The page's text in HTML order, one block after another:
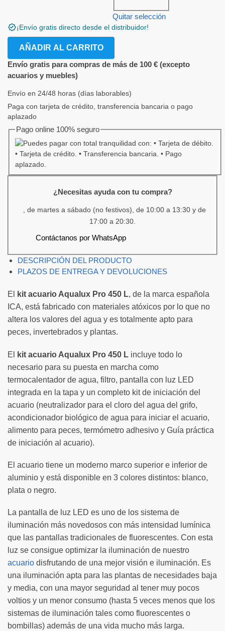
Quitar selección
¡Envío gratis directo desde el distribuidor!
AÑADIR AL CARRITO
Envío gratis para compras de más de 100 € (excepto
acuarios y muebles)
Envío en 24/48 horas (días laborables)
Paga con tarjeta de crédito, transferencia bancaria o pago
aplazado
Pago online 100% seguro
¿Necesitas ayuda con tu compra?
, de martes a sábado (no festivos), de 10:00 a 13:30 y de
17:00 a 20:30.
Contáctanos por WhatsApp
DESCRIPCIÓN DEL PRODUCTO
PLAZOS DE ENTREGA Y DEVOLUCIONES
El kit acuario Aqualux Pro 450 L, de la marca española
ICA, está fabricado con materiales atóxicos por lo que no
altera los valores del agua y es totalmente apto para
peces, invertebrados y plantas.
El kit acuario Aqualux Pro 450 L incluye todo lo
necesario para su puesta en marcha como
termocalentador de agua, filtro, pantalla con luz LED
integrada en la tapa y un completo kit de iniciación del
acuario (neutralizador para el cloro del agua del grifo,
acondicionador biológico de agua para iniciar el acuario,
alimento para peces, termómetro adhesivo y Guía práctica
de iniciación al acuario).
El acuario tiene un moderno marco superior e inferior de
aluminio y está disponible en 3 colores distintos: blanco,
plata o negro.
La pantalla de luz LED es uno de los sistema de
iluminación más novedosos con más intensidad lumínica
que las pantallas tradicionales de fluorescentes. Con esta
luz se consigue optimizar la iluminación de nuestro
acuario disfrutando de una mejor visión e iluminación. Es
una iluminación apta para las plantas de necesidades baja
y media, con una mayor seguridad al tener muy pocos
voltios y un menor consumo (hasta 5 veces menos que los
sistemas de iluminación tales como fluorescentes o
bombillas) además de una vida mucho más larga.